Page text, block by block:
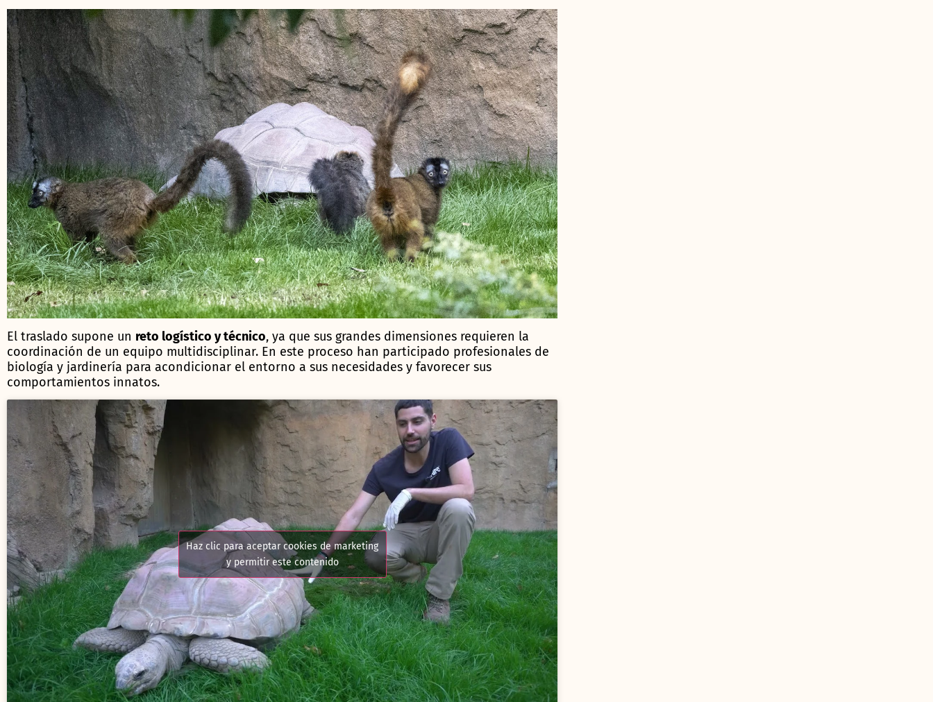
El traslado supone un reto logístico y técnico, ya que sus grandes dimensiones requieren la
coordinación de un equipo multidisciplinar. En este proceso han participado profesionales de
biología y jardinería para acondicionar el entorno a sus necesidades y favorecer sus
comportamientos innatos.
Haz clic para aceptar cookies de marketing
y permitir este contenido